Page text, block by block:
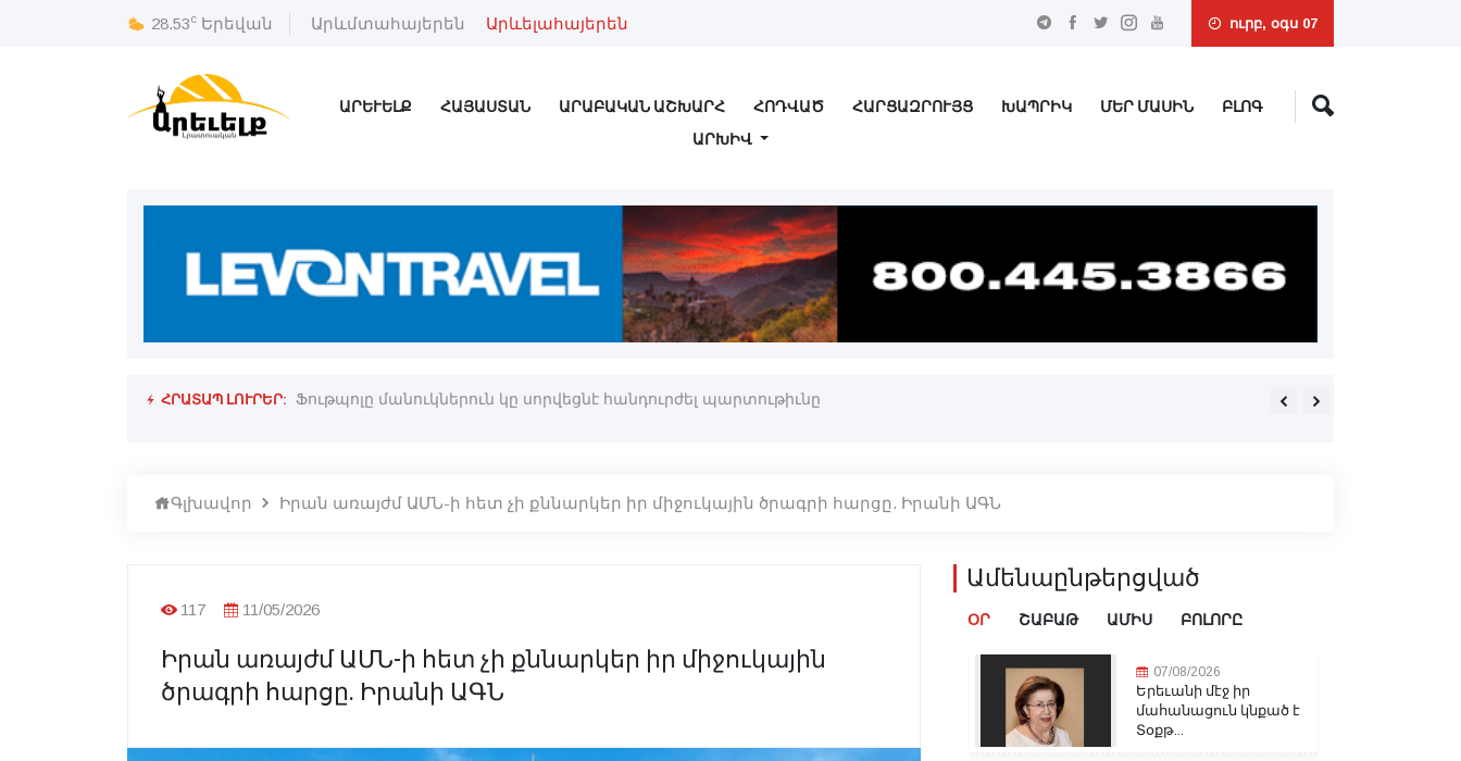
28.53c Երեվան Արևմտահայերեն Արևելահայերեն ուրբ, օգս 07
ԱՐԵՒԵԼՔ ՀԱՅԱՍՏԱՆ ԱՐԱԲԱԿԱՆ ԱՇԽԱՐՀ ՀՈԴՎԱԾ ՀԱՐՑԱԶՐՈՒՅՑ ԽԱՊՐԻԿ ՄԵՐ ՄԱՍԻՆ
ԲԼՈԳ
ԱՐԽԻՎ
ՀՐԱՏԱՊ ԼՈՒՐԵՐ: Ֆութպոլը մանուկներուն կը սորվեցնէ հանդուրժել պարտութիւնը «Մարիոթ»-ը ջնջեց դէպի
Գլխավոր Իրան առայժմ ԱՄՆ-ի հետ չի քննարկեր իր միջուկային ծրագրի հարցը. Իրանի ԱԳՆ
117 11/05/2026
Իրան առայժմ ԱՄՆ-ի հետ չի քննարկեր իր միջուկային
ծրագրի հարցը. Իրանի ԱԳՆ
Ամենաընթերցված
ՕՐ ՇԱԲԱԹ ԱՄԻՍ ԲՈԼՈՐԸ
07/08/2026
Երեւանի մէջ իր
մահանացուն կնքած է
Տօքթ...